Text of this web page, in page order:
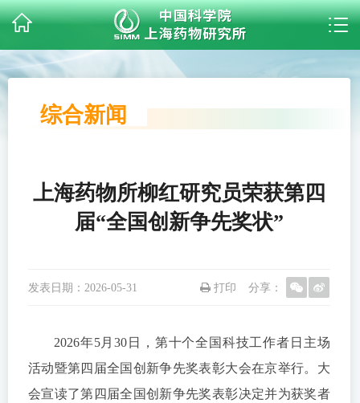
综合新闻
上海药物所柳红研究员荣获第四
届“全国创新争先奖状”
发表日期： 2026-05-31 分享：
打印
2026年5月30日，第十个全国科技工作者日主场
活动暨第四届全国创新争先奖表彰大会在京举行。大
会宣读了第四届全国创新争先奖表彰决定并为获奖者